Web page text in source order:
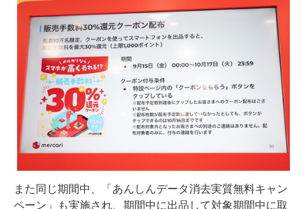
また同じ期間中、「あんしんデータ消去実質無料キャン
ペーン」も実施され、期間中に出品して対象期間中に取